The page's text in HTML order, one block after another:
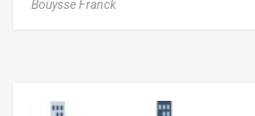
Bouysse Franck